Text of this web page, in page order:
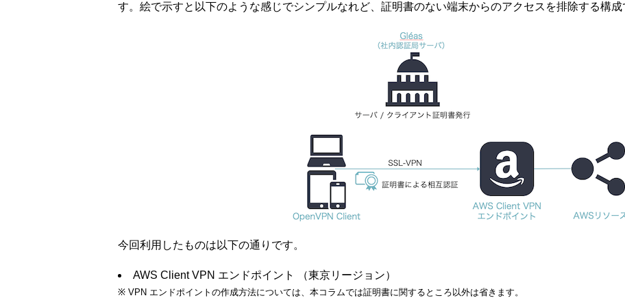
す。絵で示すと以下のような感じでシンプルなれど、証明書のない端末からのアクセスを排除する構成
今回利用したものは以下の通りです。
AWS Client VPN エンドポイント （東京リージョン）
※ VPN エンドポイントの作成方法については、本コラムでは証明書に関するところ以外は省きます。